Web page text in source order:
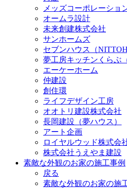
メッズコーポレーショ
オームラ設計
未来創建株式会社
サンホームズ
セブンハウス（NITTOH
夢工房キッチンくらぶ
エーケーホーム
仲建設
創住環
ライフデザイン工房
オオトリ建設株式会社
長岡建設（夢ハウス）
アート企画
ロイヤルウッド株式会
株式会社うえやま建設
素敵な外観のお家の施工事例
戻る
素敵な外観のお家の施